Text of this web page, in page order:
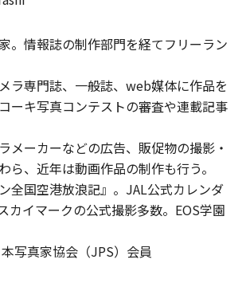
。情報誌の制作部門を経てフリーラン
ラ専門誌、一般誌、web媒体に作品を
ーキ写真コンテストの審査や連載記事
メーカーなどの広告、販促物の撮影・
ら、近年は動画作品の制作も行う。
全国空港放浪記』。JAL公式カレンダ
カイマークの公式撮影多数。EOS学園
写真家協会（JPS）会員